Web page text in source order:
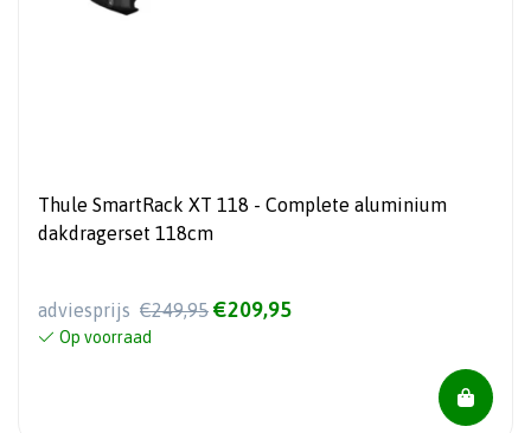
Thule SmartRack XT 118 - Complete aluminium
dakdragerset 118cm
adviesprijs €249,95 €209,95
Op voorraad